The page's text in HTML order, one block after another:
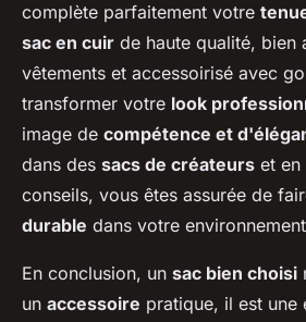
complète parfaitement votre
sac en cuir de haute qualité, bien
vêtements et accessoirisé avec
transformer votre look
image de compétence et
dans des sacs de créateurs et en
conseils, vous êtes assurée de
durable dans votre
En conclusion, un sac bien choisi
un accessoire pratique, il est une